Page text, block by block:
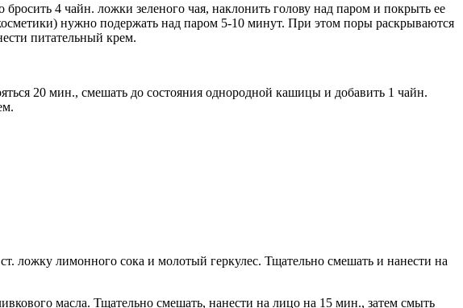
4 чайн. ложки зеленого чая, наклонить голову над паром и покрыть ее
нужно подержать над паром 5-10 минут. При этом поры раскрываются
питательный крем.
20 мин., смешать до состояния однородной кашицы и добавить 1 чайн.
ложку лимонного сока и молотый геркулес. Тщательно смешать и нанести на
масла. Тщательно смешать, нанести на лицо на 15 мин., затем смыть